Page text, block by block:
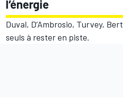
l’énergie
Duval, D’Ambrosio, Turvey,
seuls à rester en piste.